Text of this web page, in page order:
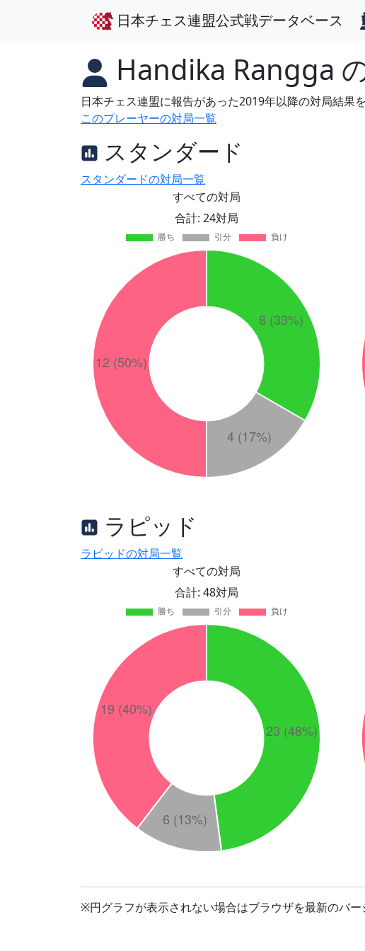
日本チェス連盟公式戦データベース
Handika Rangga
日本チェス連盟に報告があった2019年以降の対局結果
このプレーヤーの対局一覧
スタンダード
スタンダードの対局一覧
すべての対局
合計: 24対局
ラピッド
ラピッドの対局一覧
すべての対局
合計: 48対局
※円グラフが表示されない場合はブラウザを最新のバ